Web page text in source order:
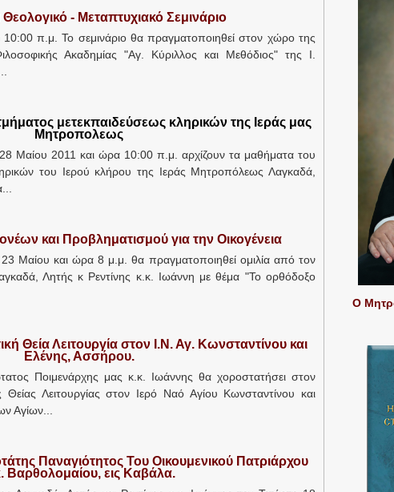
Θεολογικό - Μεταπτυχιακό Σεμινάριο
π.μ. Το σεμινάριο θα πραγματοποιηθεί στον χώρο της
Ακαδημίας "Αγ. Κύριλλος και Μεθόδιος" της Ι.
μετεκπαιδεύσεως κληρικών της Ιεράς μας
Μητροπολεως
28 Μαίου 2011 και ώρα 10:00 π.μ. αρχίζουν τα μαθήματα του
του Ιερού κλήρου της Ιεράς Μητροπόλεως Λαγκαδά,
και Προβληματισμού για την Οικογένεια
23 Μαίου και ώρα 8 μ.μ. θα πραγματοποιηθεί ομιλία από τον
Λητής κ Ρεντίνης κ.κ. Ιωάννη με θέμα "Το ορθόδοξο
Θεία Λειτουργία στον Ι.Ν. Αγ. Κωνσταντίνου και
Ελένης, Ασσήρου.
Ποιμενάρχης μας κ.κ. Ιωάννης θα χοροστατήσει στον
Λειτουργίας στον Ιερό Ναό Αγίου Κωνσταντίνου και
Αγίων...
Παναγιότητος Του Οικουμενικού Πατριάρχου
Βαρθολομαίου, εις Καβάλα.
Ο